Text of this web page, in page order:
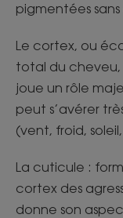
pigmentées
Le cortex, ou
total du cheveu,
joue un rôle
peut s’avérer
(vent, froid,
La cuticule :
cortex des
donne son